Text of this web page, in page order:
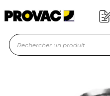
? Devis rapide !